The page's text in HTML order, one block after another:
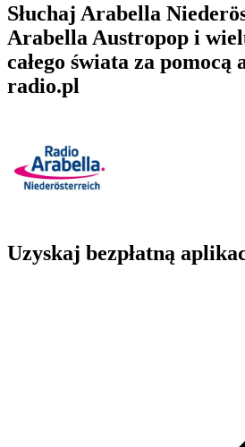
Słuchaj Arabella
Arabella Austropop i
całego świata za
radio.pl
Uzyskaj bezpłatną